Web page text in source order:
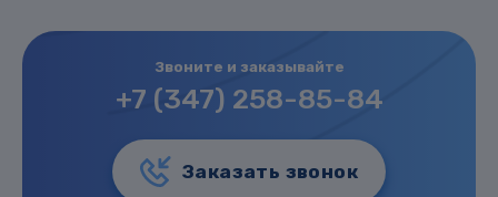
Звоните и заказывайте
+7 (347) 258-85-84
Заказать звонок